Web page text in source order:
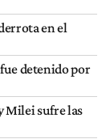
en el
detenido por
Milei sufre las